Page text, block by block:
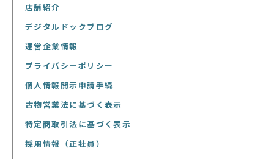
店舗紹介
デジタルドックブログ
運営企業情報
プライバシーポリシー
個人情報開示申請手続
古物営業法に基づく表示
特定商取引法に基づく表示
採用情報（正社員）